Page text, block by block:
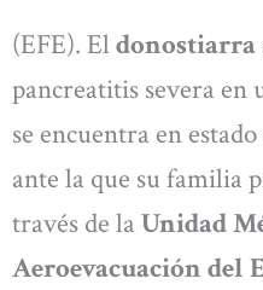
(EFE). El donostiarra
pancreatitis severa en
se encuentra en
ante la que su familia
través de la Unidad
Aeroevacuación del